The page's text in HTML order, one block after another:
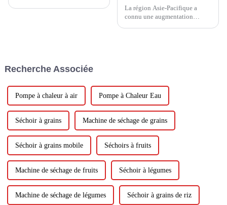
La région Asie-Pacifique a
connu une augmentation
Recherche Associée
Pompe à chaleur à air Pompe à Chaleur Eau
Séchoir à grains Machine de séchage de grains
Séchoir à grains mobile Séchoirs à fruits
Machine de séchage de fruits Séchoir à légumes
Machine de séchage de légumes Séchoir à grains de riz